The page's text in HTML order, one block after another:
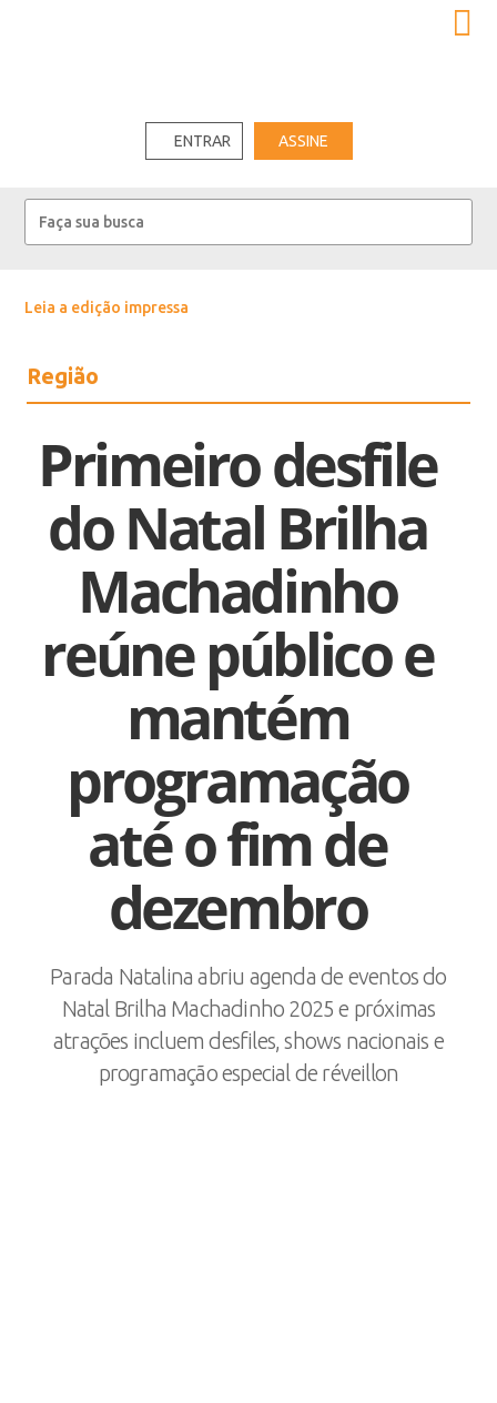
ENTRAR ASSINE
Leia a edição impressa
Região
Primeiro desfile
do Natal Brilha
Machadinho
reúne público e
mantém
programação
até o fim de
dezembro
Parada Natalina abriu agenda de eventos do
Natal Brilha Machadinho 2025 e próximas
atrações incluem desfiles, shows nacionais e
programação especial de réveillon